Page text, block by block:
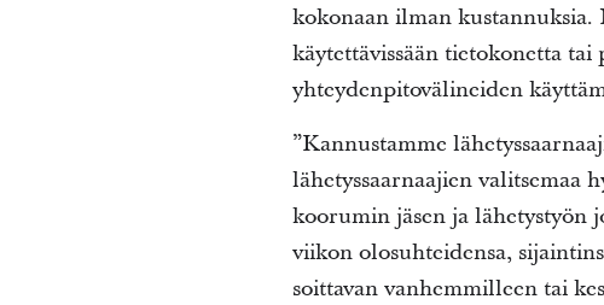
kokonaan ilman
käytettävissään tietokonetta
yhteydenpitovälineiden
”Kannustamme
lähetyssaarnaajien valitsemaa
koorumin jäsen ja lähetystyön
viikon olosuhteidensa,
soittavan vanhemmilleen tai